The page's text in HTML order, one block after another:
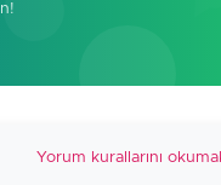
Yorum kurallarını